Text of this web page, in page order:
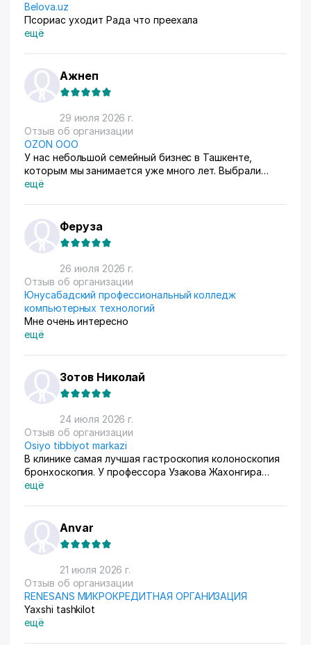
Belova.uz
Псориас уходит Рада что преехала
ещё
Ажнеп
29 июля 2026 г.
Отзыв об организации
OZON ООО
У нас небольшой семейный бизнес в Ташкенте,
которым мы занимается уже много лет. Выбрали
схему ФБС, для нашего Узбекистана это пока
приема. Покупатели из рахных стран берут, из
России особенно много, узбекский хлопок там
любят) За продажами следим через приложение, оно
очень помогает все контролировать, да и удобное
само по себе
ещё
Феруза
26 июля 2026 г.
Отзыв об организации
Юнусабадский профессиональный колледж
компьютерных технологий
Мне очень интересно
ещё
Зотов Николай
24 июля 2026 г.
Отзыв об организации
Osiyo tibbiyot markazi
В клинике самая лучшая гастроскопия колоноскопия
бронхоскопия. У профессора Узакова Жахонгира
Низамовича.
ещё
Anvar
21 июля 2026 г.
Отзыв об организации
RENESANS МИКРОКРЕДИТНАЯ ОРГАНИЗАЦИЯ
Yaxshi tashkilot
ещё